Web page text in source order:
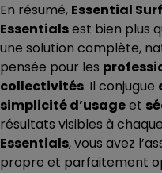
En résumé, Essential
Essentialsest bien plus
une solution complète,
pensée pour les
collectivités. Il conjugue
simplicité d’usageet
résultats visibles à
Essentials, vous avez
propre et parfaitement